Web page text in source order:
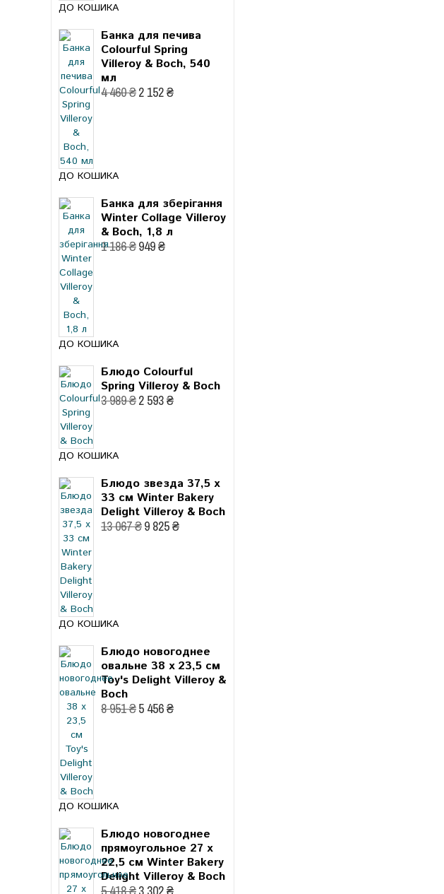
ДО КОШИКА
Банка для печива
Colourful Spring
Villeroy & Boch, 540
мл
4 460 ₴2 152 ₴
ДО КОШИКА
Банка для зберігання
Winter Collage Villeroy
& Boch, 1,8 л
1 186 ₴949 ₴
ДО КОШИКА
Блюдо Colourful
Spring Villeroy & Boch
3 989 ₴2 593 ₴
ДО КОШИКА
Блюдо звезда 37,5 x
33 см Winter Bakery
Delight Villeroy & Boch
13 067 ₴9 825 ₴
ДО КОШИКА
Блюдо новогоднее
овальне 38 x 23,5 см
Toy's Delight Villeroy &
Boch
8 951 ₴5 456 ₴
ДО КОШИКА
Блюдо новогоднее
прямоугольное 27 x
22,5 см Winter Bakery
Delight Villeroy & Boch